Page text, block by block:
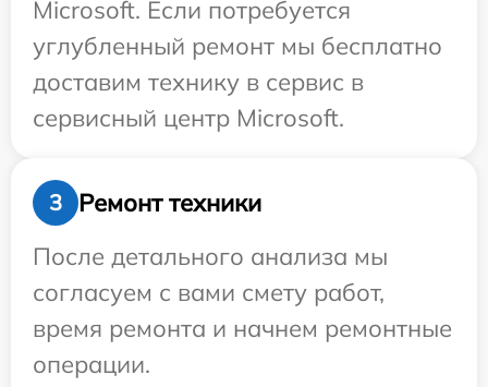
Microsoft. Если потребуется
углубленный ремонт мы бесплатно
доставим технику в сервис в
сервисный центр Microsoft.
3
Ремонт техники
После детального анализа мы
согласуем с вами смету работ,
время ремонта и начнем ремонтные
операции.